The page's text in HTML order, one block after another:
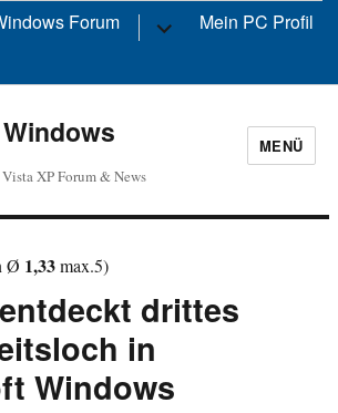
Forum Untermenü
anzeigen
Mein PC Profil
XP Forum & News
MENÜ
Ø 1,33max.5)
drittes
in
Windows